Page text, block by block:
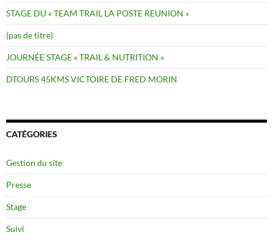
STAGE DU « TEAM TRAIL LA POSTE REUNION »
(pas de titre)
JOURNÉE STAGE « TRAIL & NUTRITION »
DTOURS 45KMS VICTOIRE DE FRED MORIN
CATÉGORIES
Gestion du site
Presse
Stage
Suivi